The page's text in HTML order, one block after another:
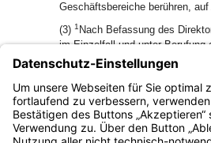
Geschäftsbereiche berühren,
(3) 1 Nach Befassung des
im Einzelfall und unter Berufung
Gesamtverantwortung auch
Intendant seine
ist dies den zuständigen
Entscheidung folgenden